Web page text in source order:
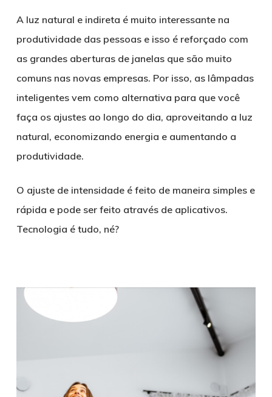
A luz natural e indireta é muito interessante na
produtividade das pessoas e isso é reforçado com
as grandes aberturas de janelas que são muito
comuns nas novas empresas. Por isso, as lâmpadas
inteligentes vem como alternativa para que você
faça os ajustes ao longo do dia, aproveitando a luz
natural, economizando energia e aumentando a
produtividade.
O ajuste de intensidade é feito de maneira simples e
rápida e pode ser feito através de aplicativos.
Tecnologia é tudo, né?